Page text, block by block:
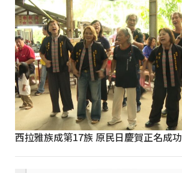
西拉雅族成第17族 原民日慶賀正名成功